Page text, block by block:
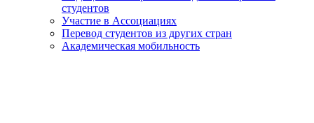
студентов
Участие в Ассоциациях
Перевод студентов из других стран
Академическая мобильность